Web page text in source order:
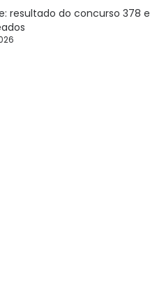
resultado do concurso 378 e